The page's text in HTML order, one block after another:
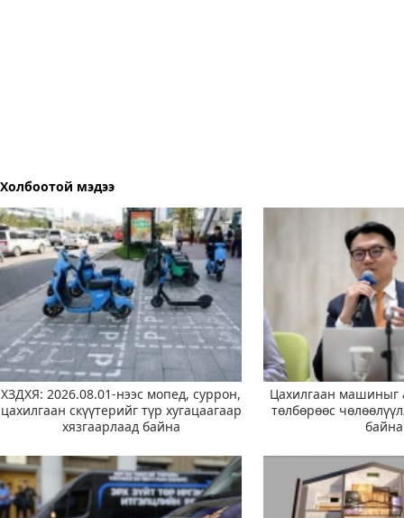
Холбоотой мэдээ
ХЗДХЯ: 2026.08.01-нээс мопед, суррон,
цахилгаан скүүтерийг түр хугацаагаар
хязгаарлаад байна
Цахилгаан машиныг
төлбөрөөс
байна